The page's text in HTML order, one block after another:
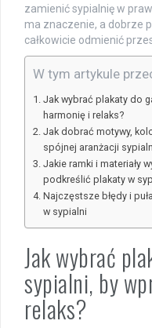
zamienić sypialnię w
ma znaczenie, a dobrze
całkowicie odmienić
W tym artykule
Jak wybrać plakaty do
harmonię i relaks?
Jak dobrać motywy,
spójnej aranżacji
Jakie ramki i materiały
podkreślić plakaty w
Najczęstsze błędy i
w sypialni
Jak wybrać
sypialni, by
relaks?